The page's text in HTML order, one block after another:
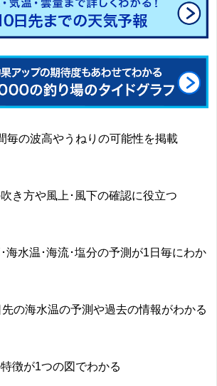
毎の波高やうねりの可能性を掲載
き方や風上･風下の確認に役立つ
海水温･海流･塩分の予測が1日毎にわか
の海水温の予測や過去の情報がわかる
徴が1つの図でわかる